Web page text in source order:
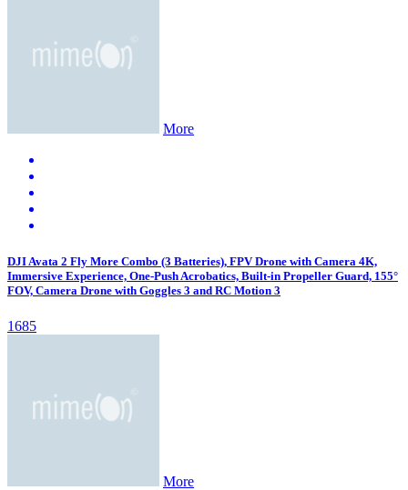
More
DJI Avata 2 Fly More Combo (3 Batteries), FPV Drone with Camera 4K,
Immersive Experience, One-Push Acrobatics, Built-in Propeller Guard, 155°
FOV, Camera Drone with Goggles 3 and RC Motion 3
1685
More